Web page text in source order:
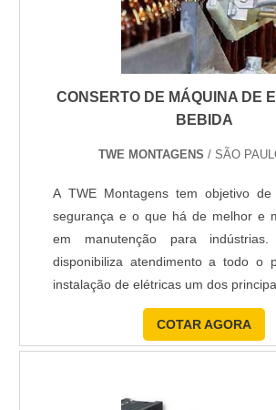
CONSERTO DE MÁQUINA DE
BEBIDA
TWE MONTAGENS / SÃO
A TWE Montagens tem objetivo
segurança e o que há de melhor e
em manutenção para
disponibiliza atendimento a todo o
instalação de elétricas um dos
nosso catálogo, e é especializada
máquina de envase de bebida no
Instalação de sistemas de detecção;
controle de a....
COTAR AGORA